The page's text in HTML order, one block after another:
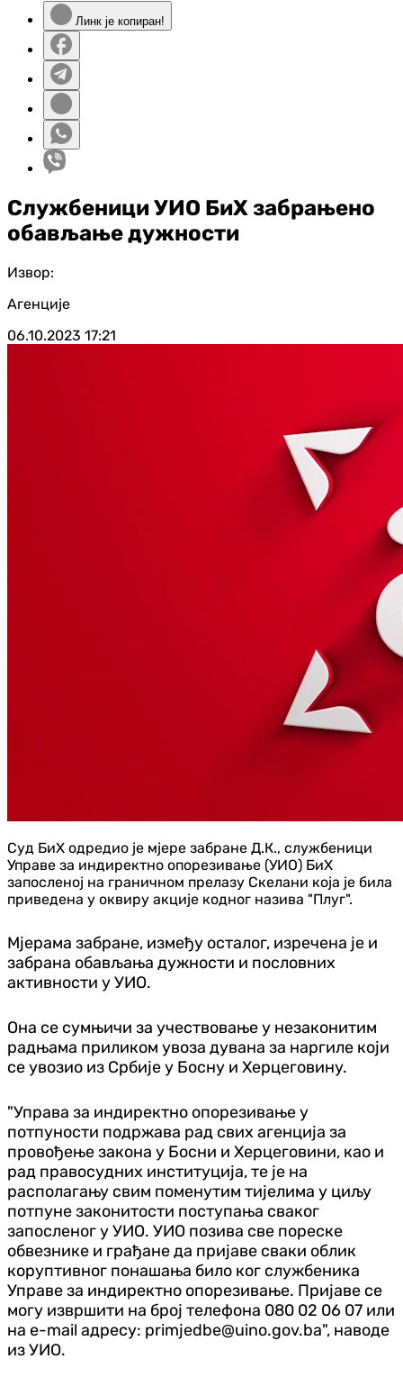
Линк је копиран!
Службеници УИО БиХ забрањено
обављање дужности
Извор:
Агенције
06.10.2023 17:21
Суд БиХ одредио је мјере забране Д.К., службеници
Управе за индиректно опорезивање (УИО) БиХ
запосленој на граничном прелазу Скелани која је била
приведена у оквиру акције кодног назива "Плуг".
Мјерама забране, између осталог, изречена је и
забрана обављања дужности и пословних
активности у УИО.
Она се сумњичи за учествовање у незаконитим
радњама приликом увоза дувана за наргиле који
се увозио из Србије у Босну и Херцеговину.
"Управа за индиректно опорезивање у
потпуности подржава рад свих агенција за
провођење закона у Босни и Херцеговини, као и
рад правосудних институција, те је на
располагању свим поменутим тијелима у циљу
потпуне законитости поступања сваког
запосленог у УИО. УИО позива све пореске
обвезнике и грађане да пријаве сваки облик
коруптивног понашања било ког службеника
Управе за индиректно опорезивање. Пријаве се
могу извршити на број телефона 080 02 06 07 или
на e-mail адресу: primjedbe@uino.gov.ba", наводе
из УИО.